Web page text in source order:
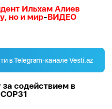
Ильхам Алиев
но и мир-ВИДЕО
в Telegram-канале Vesti.az
содействием в